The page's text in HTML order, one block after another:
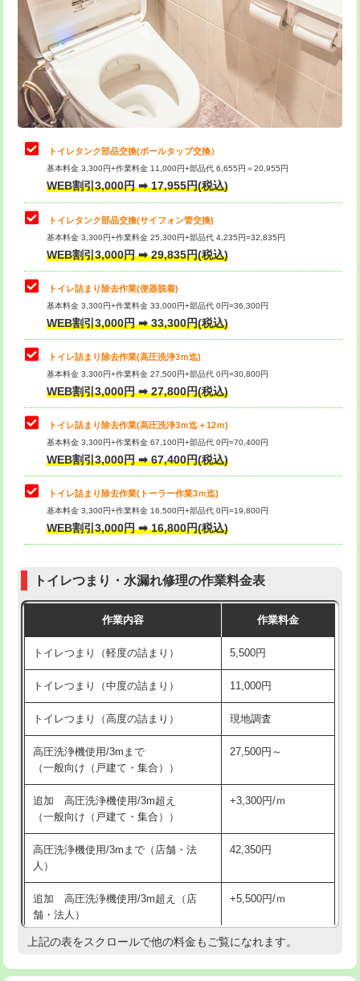
トイレタンク部品交換(ボールタップ交換）
基本料金 3,300円+作業料金 11,000円+部品代 6,655円＝20,955円
WEB割引3,000円 ➡ 17,955円(税込)
トイレタンク部品交換(サイフォン管交換)
基本料金 3,300円+作業料金 25,300円+部品代 4,235円=32,835円
WEB割引3,000円 ➡ 29,835円(税込)
トイレ詰まり除去作業(便器脱着)
基本料金 3,300円+作業料金 33,000円+部品代 0円=36,300円
WEB割引3,000円 ➡ 33,300円(税込)
トイレ詰まり除去作業(高圧洗浄3ｍ迄)
基本料金 3,300円+作業料金 27,500円+部品代 0円=30,800円
WEB割引3,000円 ➡ 27,800円(税込)
トイレ詰まり除去作業(高圧洗浄3ｍ迄＋12ｍ)
基本料金 3,300円+作業料金 67,100円+部品代 0円=70,400円
WEB割引3,000円 ➡ 67,400円(税込)
トイレ詰まり除去作業(トーラー作業3ｍ迄)
基本料金 3,300円+作業料金 16,500円+部品代 0円=19,800円
WEB割引3,000円 ➡ 16,800円(税込)
トイレつまり・水漏れ修理の作業料金表
作業内容 作業料金
トイレつまり（軽度の詰まり） 5,500円
トイレつまり（中度の詰まり） 11,000円
トイレつまり（高度の詰まり） 現地調査
高圧洗浄機使用/3mまで
（一般向け（戸建て・集合））
27,500円～
追加 高圧洗浄機使用/3m超え
（一般向け（戸建て・集合））
+3,300円/ｍ
高圧洗浄機使用/3mまで（店舗・法
人）
42,350円
追加 高圧洗浄機使用/3m超え（店
舗・法人）
+5,500円/ｍ
高度高圧洗浄換 現地調査
上記の表をスクロールで他の料金もご覧になれます。